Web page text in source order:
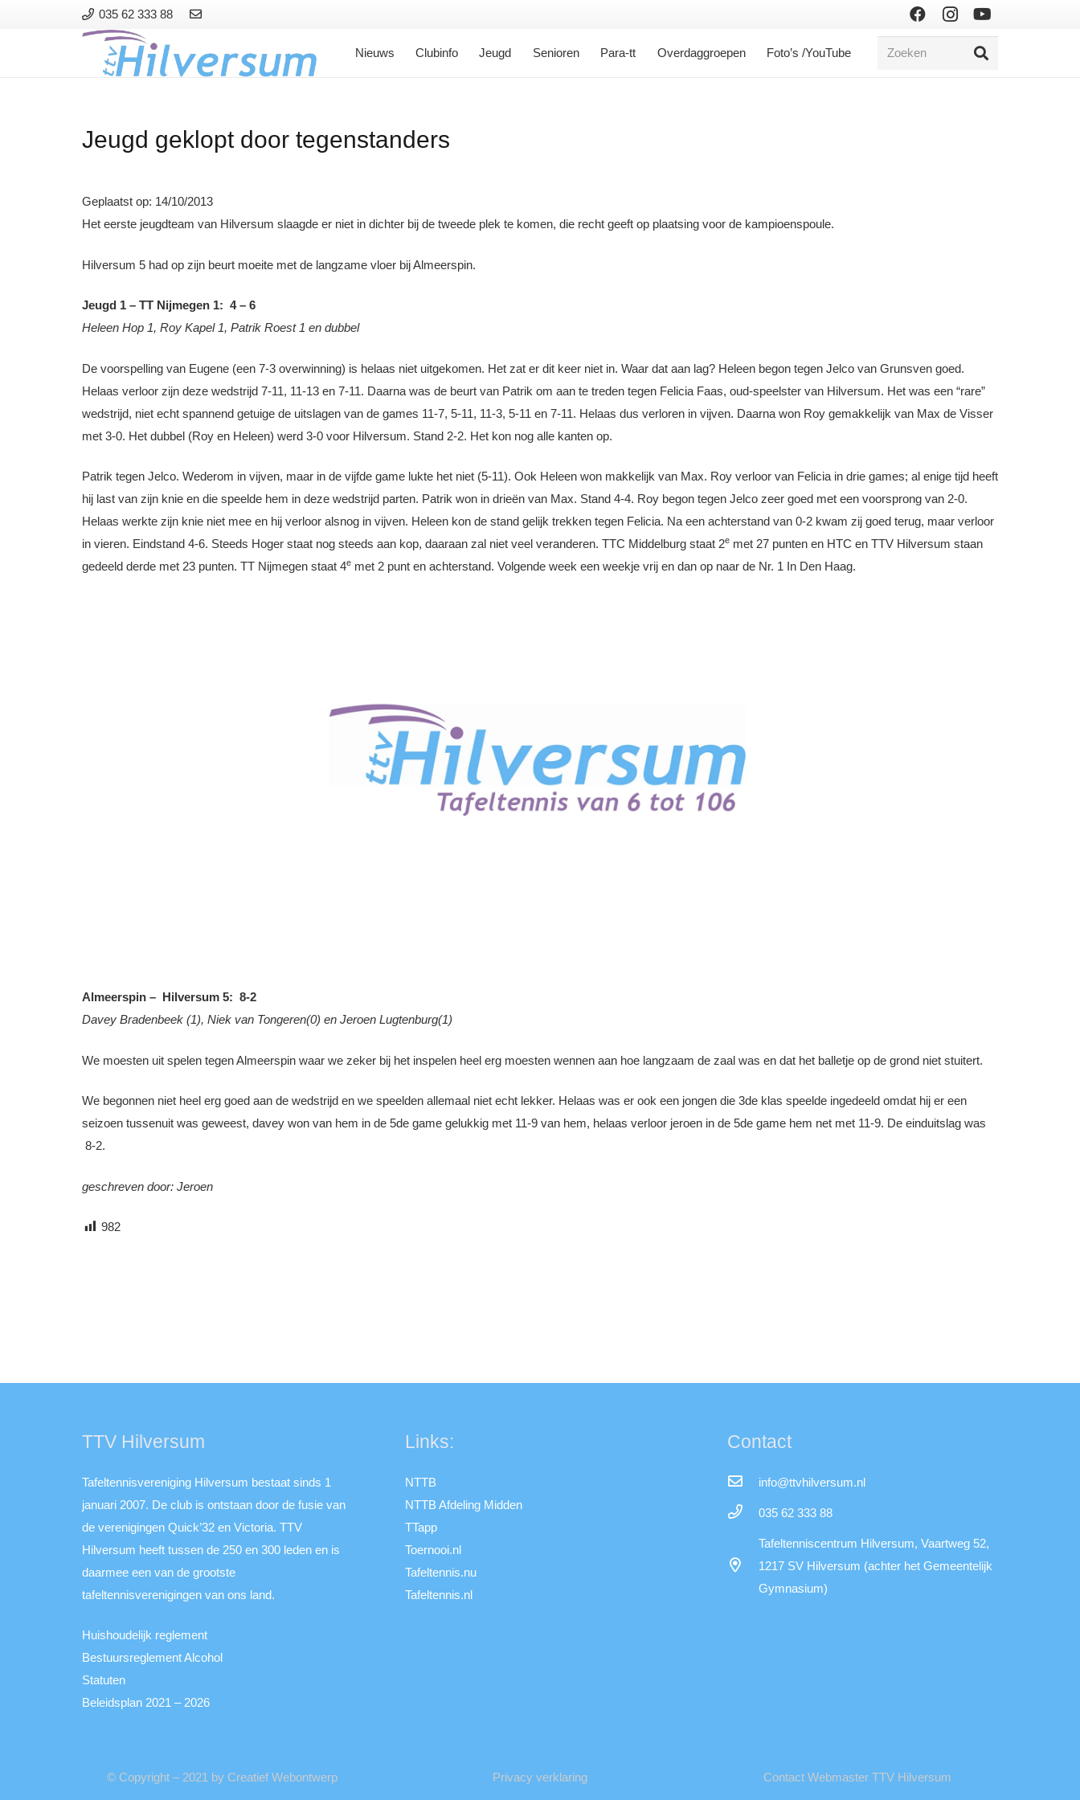
035 62 333 88
Nieuws Clubinfo Jeugd Senioren Para-tt Overdaggroepen Foto’s /YouTube
Jeugd geklopt door tegenstanders
Geplaatst op: 14/10/2013
Het eerste jeugdteam van Hilversum slaagde er niet in dichter bij de tweede plek te komen, die recht geeft op plaatsing voor de kampioenspoule.
Hilversum 5 had op zijn beurt moeite met de langzame vloer bij Almeerspin.
Jeugd 1 – TT Nijmegen 1: 4 – 6
Heleen Hop 1, Roy Kapel 1, Patrik Roest 1 en dubbel
De voorspelling van Eugene (een 7-3 overwinning) is helaas niet uitgekomen. Het zat er dit keer niet in. Waar dat aan lag? Heleen begon tegen Jelco van Grunsven goed.
Helaas verloor zijn deze wedstrijd 7-11, 11-13 en 7-11. Daarna was de beurt van Patrik om aan te treden tegen Felicia Faas, oud-speelster van Hilversum. Het was een “rare”
wedstrijd, niet echt spannend getuige de uitslagen van de games 11-7, 5-11, 11-3, 5-11 en 7-11. Helaas dus verloren in vijven. Daarna won Roy gemakkelijk van Max de Visser
met 3-0. Het dubbel (Roy en Heleen) werd 3-0 voor Hilversum. Stand 2-2. Het kon nog alle kanten op.
Patrik tegen Jelco. Wederom in vijven, maar in de vijfde game lukte het niet (5-11). Ook Heleen won makkelijk van Max. Roy verloor van Felicia in drie games; al enige tijd heeft
hij last van zijn knie en die speelde hem in deze wedstrijd parten. Patrik won in drieën van Max. Stand 4-4. Roy begon tegen Jelco zeer goed met een voorsprong van 2-0.
Helaas werkte zijn knie niet mee en hij verloor alsnog in vijven. Heleen kon de stand gelijk trekken tegen Felicia. Na een achterstand van 0-2 kwam zij goed terug, maar verloor
in vieren. Eindstand 4-6. Steeds Hoger staat nog steeds aan kop, daaraan zal niet veel veranderen. TTC Middelburg staat 2e met 27 punten en HTC en TTV Hilversum staan
gedeeld derde met 23 punten. TT Nijmegen staat 4e met 2 punt en achterstand. Volgende week een weekje vrij en dan op naar de Nr. 1 In Den Haag.
Almeerspin – Hilversum 5: 8-2
Davey Bradenbeek (1), Niek van Tongeren(0) en Jeroen Lugtenburg(1)
We moesten uit spelen tegen Almeerspin waar we zeker bij het inspelen heel erg moesten wennen aan hoe langzaam de zaal was en dat het balletje op de grond niet stuitert.
We begonnen niet heel erg goed aan de wedstrijd en we speelden allemaal niet echt lekker. Helaas was er ook een jongen die 3de klas speelde ingedeeld omdat hij er een
seizoen tussenuit was geweest, davey won van hem in de 5de game gelukkig met 11-9 van hem, helaas verloor jeroen in de 5de game hem net met 11-9. De einduitslag was
8-2.
geschreven door: Jeroen
982
TTV Hilversum
Tafeltennisvereniging Hilversum bestaat sinds 1
januari 2007. De club is ontstaan door de fusie van
de verenigingen Quick’32 en Victoria. TTV
Hilversum heeft tussen de 250 en 300 leden en is
daarmee een van de grootste
tafeltennisverenigingen van ons land.
Huishoudelijk reglement
Bestuursreglement Alcohol
Statuten
Beleidsplan 2021 – 2026
Links:
NTTB
NTTB Afdeling Midden
TTapp
Toernooi.nl
Tafeltennis.nu
Tafeltennis.nl
Contact
info@ttvhilversum.nl
035 62 333 88
Tafeltenniscentrum Hilversum, Vaartweg 52,
1217 SV Hilversum (achter het Gemeentelijk
Gymnasium)
© Copyright – 2021 by Creatief Webontwerp Privacy verklaring Contact Webmaster TTV Hilversum